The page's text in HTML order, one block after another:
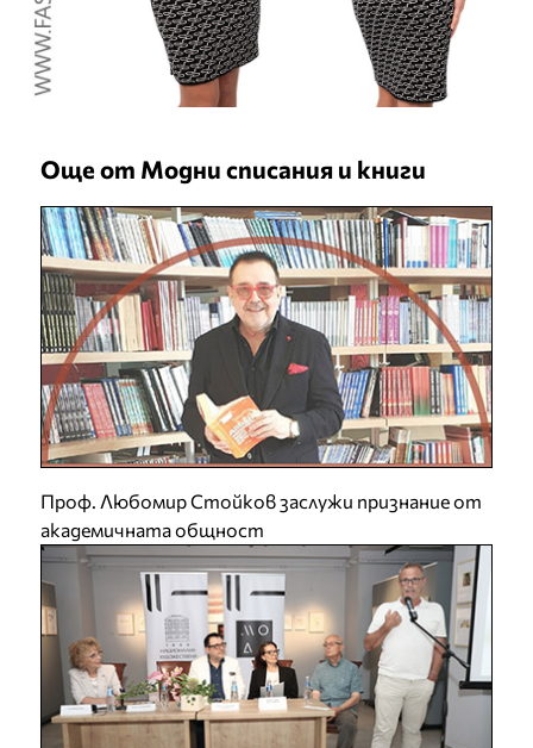
Още от Модни списания и книги
Проф. Любомир Стойков заслужи признание от
академичната общност